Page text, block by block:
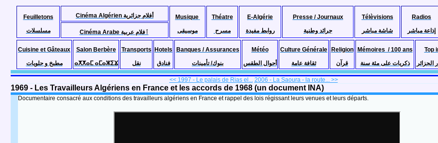
Feuilletons
مسلسلات
Cinéma Algérien أفلام جزائرية
Musique
موسيقى
Théatre
مسرح
E-Algérie
روابط مفيدة
Presse / Journaux
جرائد وطنية
Télèvisions
شاشة مباشر
Radios
إذاعة مباشر
Cinéma Arabe ٱفلام عربية
Cuisine et Gâteaux
مطبخ و حلويات
Salon Berbère
ⴰⵅⵅⴰⵎ ⴰⵎⴰⵣⵉⴴ
Transports
نقل
Hotels
فنادق
Banques / Assurances
بنوك/ تأمينات
Météo
أحوال الطقس
Culture Générale
ثقافة عامة
Religion
قرآن
Mémoires / 100 ans
ذكريات على مئة سنة
Top
<< 1997 - Le palais de Rias el... 2006 - La Saoura - la route... >>
​​​​​​​1969 - Les Travailleurs Algériens en France et les accords de 1968 (un document INA)
Documentaire consacré aux conditions des travailleurs algériens en France et rappel des lois régissant leurs venues et leurs départs.